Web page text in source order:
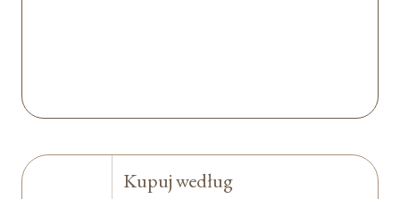
Kupuj według